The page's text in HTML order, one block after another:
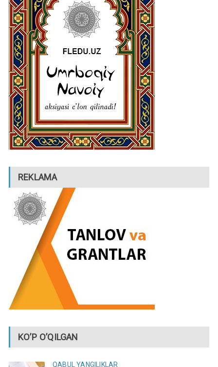
REKLAMA
KO’P O’QILGAN
QABUL
YANGILIKLAR